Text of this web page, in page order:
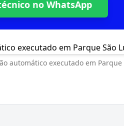
no WhatsApp
automático executado em Parque